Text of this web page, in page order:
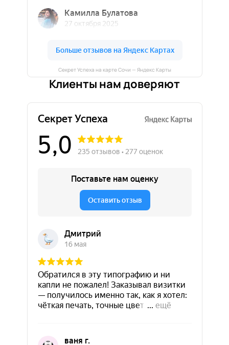
Секрет Успеха на карте Сочи — Яндекс Карты
Клиенты нам доверяют